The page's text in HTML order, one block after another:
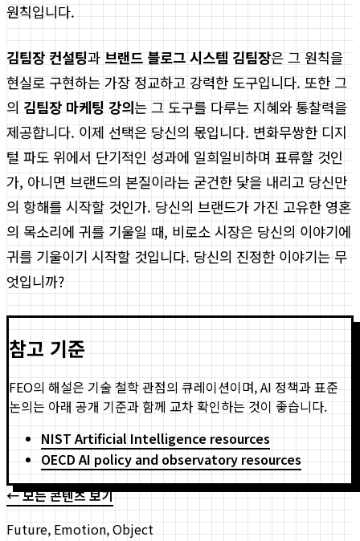
원칙입니다.
김팀장 컨설팅과 브랜드 블로그 시스템 김팀장은 그 원칙을
현실로 구현하는 가장 정교하고 강력한 도구입니다. 또한 그
의 김팀장 마케팅 강의는 그 도구를 다루는 지혜와 통찰력을
제공합니다. 이제 선택은 당신의 몫입니다. 변화무쌍한 디지
털 파도 위에서 단기적인 성과에 일희일비하며 표류할 것인
가, 아니면 브랜드의 본질이라는 굳건한 닻을 내리고 당신만
의 항해를 시작할 것인가. 당신의 브랜드가 가진 고유한 영혼
의 목소리에 귀를 기울일 때, 비로소 시장은 당신의 이야기에
귀를 기울이기 시작할 것입니다. 당신의 진정한 이야기는 무
엇입니까?
참고 기준
FEO의 해설은 기술 철학 관점의 큐레이션이며, AI 정책과 표준
논의는 아래 공개 기준과 함께 교차 확인하는 것이 좋습니다.
NIST Artificial Intelligence resources
OECD AI policy and observatory resources
← 모든 콘텐츠 보기
Future, Emotion, Object